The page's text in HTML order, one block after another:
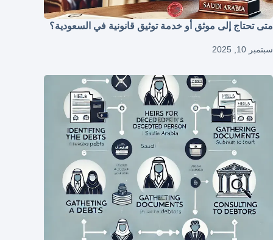
متى تحتاج إلى موثق أو خدمة توثيق قانونية في السعودية؟
سبتمبر 10, 2025